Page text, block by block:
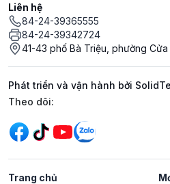
Liên hệ
84-24-39365555
84-24-39342724
41-43 phố Bà Triệu, phường Cửa
Phát triển và vận hành bởi
Mạng xã hội
Theo dõi:
Trang chủ